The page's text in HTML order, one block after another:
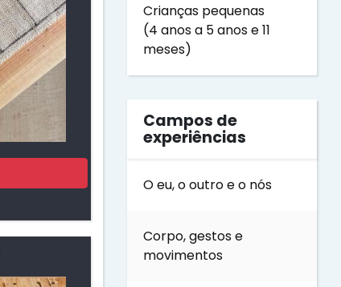
Crianças pequenas
(4 anos a 5 anos e 11
meses)
Campos de
experiências
O eu, o outro e o nós
Corpo, gestos e
movimentos